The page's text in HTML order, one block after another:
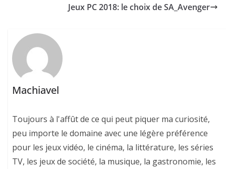
Jeux PC 2018: le choix de SA_Avenger
Machiavel
Toujours à l'affût de ce qui peut piquer ma curiosité,
peu importe le domaine avec une légère préférence
pour les jeux vidéo, le cinéma, la littérature, les séries
TV, les jeux de société, la musique, la gastronomie, les